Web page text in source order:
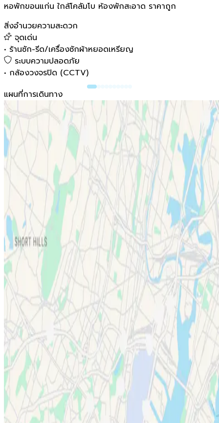
หอพักขอนแก่น ใกล้โคลัมโบ ห้องพักสะอาด ราคาถูก
สิ่งอำนวยความสะดวก
จุดเด่น
• ร้านซัก-รีด/เครื่องซักผ้าหยอดเหรียญ
ระบบความปลอดภัย
• กล้องวงจรปิด (CCTV)
แผนที่การเดินทาง